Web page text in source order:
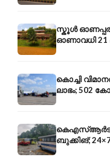
സ്കൂൾ
ഓണാവധി
കൊച്ചി
ലാഭം; 502
ബുക്കിങ്;
കൊറിയറും